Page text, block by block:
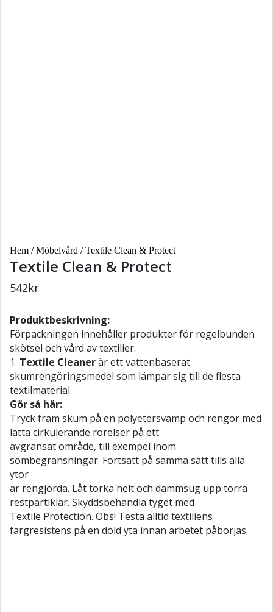
Hem /Möbelvård / Textile Clean & Protect
Textile Clean & Protect
542kr
Produktbeskrivning:
Förpackningen innehåller produkter för regelbunden
skötsel och vård av textilier.
1. Textile Cleanerär ett vattenbaserat
skumrengöringsmedel som lämpar sig till de flesta
textilmaterial.
Gör så här:
Tryck fram skum på en polyetersvamp och rengör med
lätta cirkulerande rörelser på ett
avgränsat område, till exempel inom
sömbegränsningar. Fortsätt på samma sätt tills alla
ytor
är rengjorda. Låt torka helt och dammsug upp torra
restpartiklar. Skyddsbehandla tyget med
Textile Protection. Obs! Testa alltid textiliens
färgresistens på en dold yta innan arbetet påbörjas.